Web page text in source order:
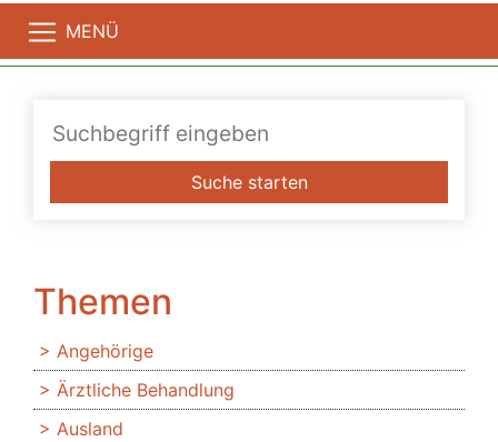
MENÜ
Suche starten
Themen
Angehörige
Ärztliche Behandlung
Ausland